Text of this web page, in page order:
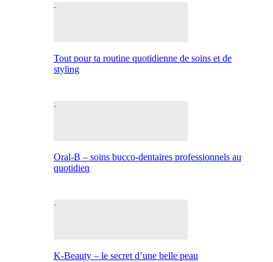
Tout pour ta routine quotidienne de soins et de
styling
Oral-B – soins bucco-dentaires professionnels au
quotidien
K-Beauty – le secret d’une belle peau